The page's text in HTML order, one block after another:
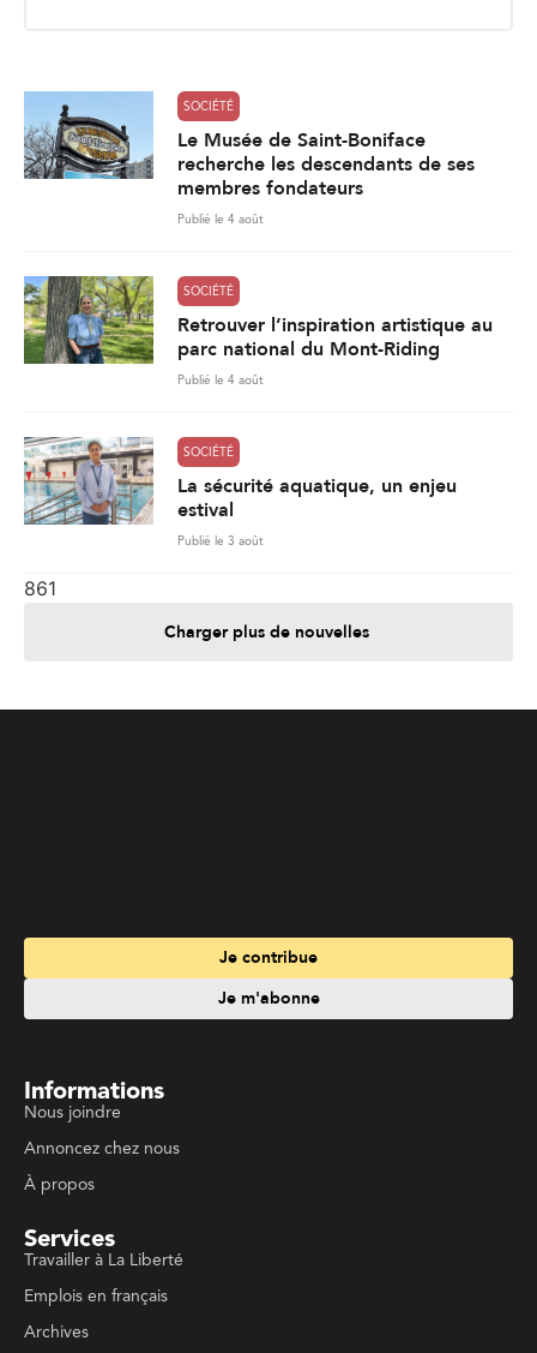
SOCIÉTÉ
Le Musée de Saint-Boniface
recherche les descendants de ses
membres fondateurs
Publié le 4 août
SOCIÉTÉ
Retrouver l’inspiration artistique au
parc national du Mont-Riding
Publié le 4 août
SOCIÉTÉ
La sécurité aquatique, un enjeu
estival
Publié le 3 août
861
Charger plus de nouvelles
Informations
Services
Travailler à La Liberté
Emplois en français
Suivez La Liberté